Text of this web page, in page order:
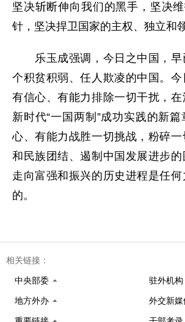
坚决斩断伸向我们的黑手，坚决
针，坚决捍卫国家的主权、独立和
乐玉成强调，今日之中国，早
个积贫积弱、任人欺凌的中国。
有信心、有能力排除一切干扰，
新时代“一国两制”成功实践的新
心、有能力战胜一切挑战，粉碎
和民族团结、遏制中国发展进步
走向富强和振兴的历史进程是任
的。
相关链接：
中央部委 驻外机构
地方外办 外交新媒